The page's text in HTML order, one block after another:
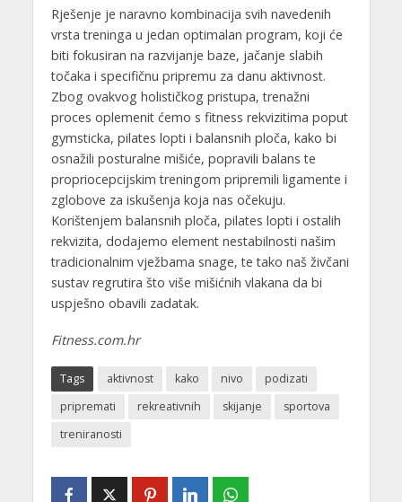
Rješenje je naravno kombinacija svih navedenih
vrsta treninga u jedan optimalan program, koji će
biti fokusiran na razvijanje baze, jačanje slabih
točaka i specifičnu pripremu za danu aktivnost.
Zbog ovakvog holističkog pristupa, trenažni
proces oplemenit ćemo s fitness rekvizitima poput
gymsticka, pilates lopti i balansnih ploča, kako bi
osnažili posturalne mišiće, popravili balans te
propriocepcijskim treningom pripremili ligamente i
zglobove za iskušenja koja nas očekuju.
Korištenjem balansnih ploča, pilates lopti i ostalih
rekvizita, dodajemo element nestabilnosti našim
tradicionalnim vježbama snage, te tako naš živčani
sustav regrutira što više mišićnih vlakana da bi
uspješno obavili zadatak.
Fitness.com.hr
Tags aktivnost kako nivo
podizati
pripremati
rekreativnih skijanje
sportova
treniranosti